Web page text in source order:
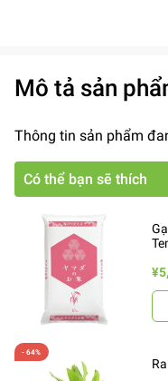
Mô tả sản
Thông tin sản phẩm
Có thể bạn sẽ thích